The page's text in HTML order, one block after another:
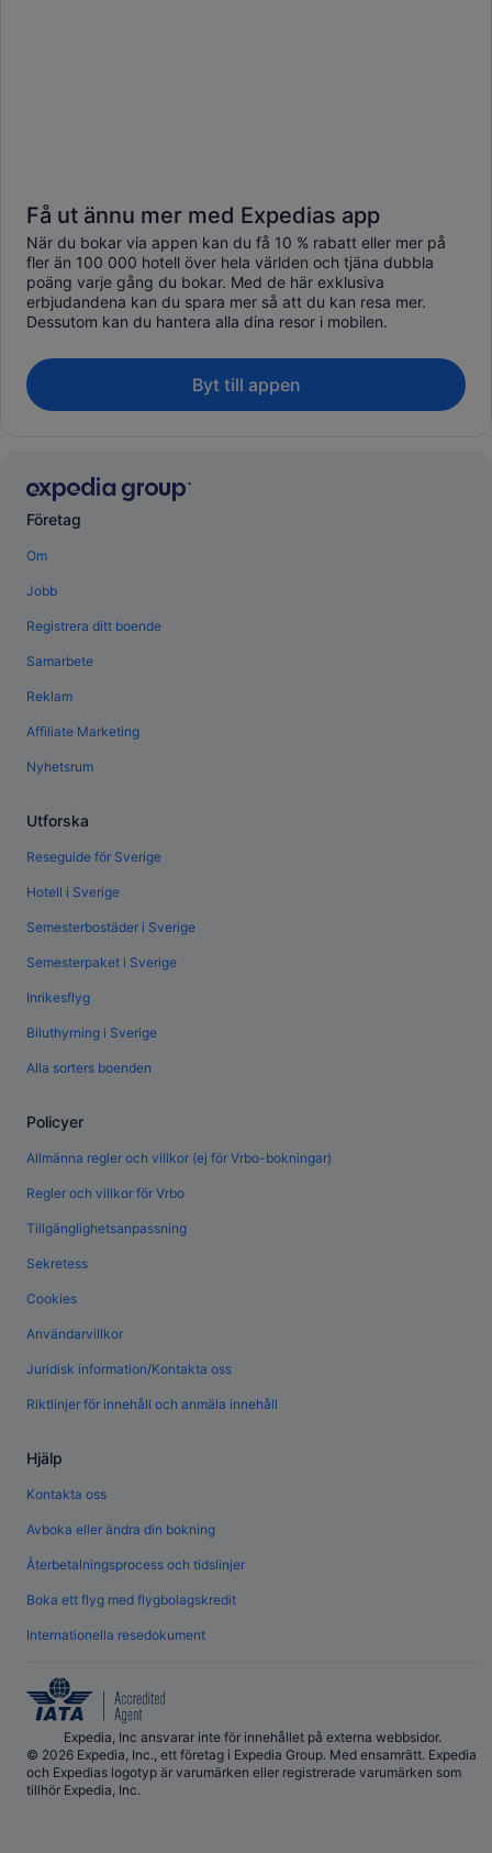
Få ut ännu mer med Expedias app
När du bokar via appen kan du få 10 % rabatt eller mer på
fler än 100 000 hotell över hela världen och tjäna dubbla
poäng varje gång du bokar. Med de här exklusiva
erbjudandena kan du spara mer så att du kan resa mer.
Dessutom kan du hantera alla dina resor i mobilen.
Byt till appen
Företag
Om
Jobb
Registrera ditt boende
Samarbete
Reklam
Affiliate Marketing
Nyhetsrum
Utforska
Reseguide för Sverige
Hotell i Sverige
Semesterbostäder i Sverige
Semesterpaket i Sverige
Inrikesflyg
Biluthyrning i Sverige
Alla sorters boenden
Policyer
Allmänna regler och villkor (ej för Vrbo-bokningar)
Regler och villkor för Vrbo
Tillgänglighetsanpassning
Sekretess
Cookies
Användarvillkor
Juridisk information/Kontakta oss
Riktlinjer för innehåll och anmäla innehåll
Hjälp
Kontakta oss
Avboka eller ändra din bokning
Återbetalningsprocess och tidslinjer
Boka ett flyg med flygbolagskredit
Internationella resedokument
Expedia, Inc ansvarar inte för innehållet på externa webbsidor.
© 2026 Expedia, Inc., ett företag i Expedia Group. Med ensamrätt. Expedia
och Expedias logotyp är varumärken eller registrerade varumärken som
tillhör Expedia, Inc.